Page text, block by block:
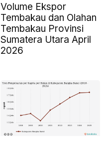
Volume Ekspor
Tembakau dan Olahan
Tembakau Provinsi
Sumatera Utara April
2026